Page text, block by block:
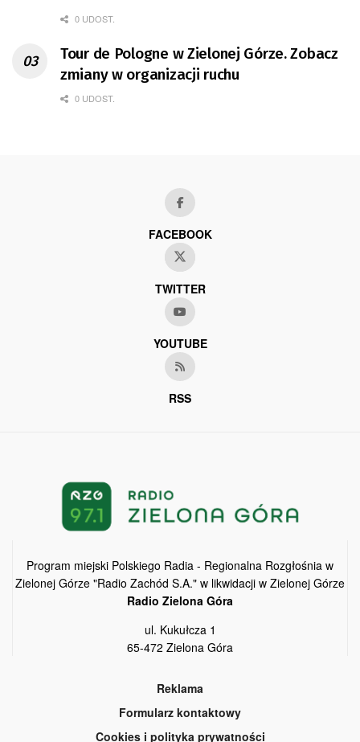
0 UDOST.
Tour de Pologne w Zielonej Górze. Zobacz
zmiany w organizacji ruchu
0 UDOST.
FACEBOOK
TWITTER
YOUTUBE
RSS
Program miejski Polskiego Radia - Regionalna Rozgłośnia w
Zielonej Górze "Radio Zachód S.A." w likwidacji w Zielonej Górze
Radio Zielona Góra
ul. Kukułcza 1
65-472 Zielona Góra
Reklama
Formularz kontaktowy
Cookies i polityka prywatności